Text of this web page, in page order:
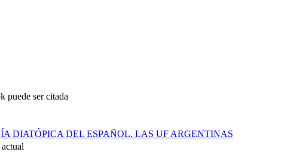
puede ser citada
DIATÓPICA DEL ESPAÑOL. LAS UF ARGENTINAS